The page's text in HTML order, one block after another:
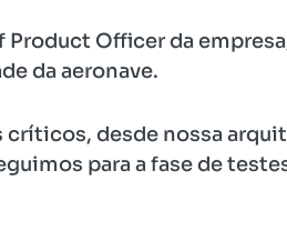
Product Officer da
da aeronave.
críticos, desde nossa
para a fase de